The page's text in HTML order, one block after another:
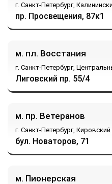
г. Санкт-Петербург,
пр. Просвещения, 87к1
м. пл. Восстания
г. Санкт-Петербург,
Лиговский пр. 55/4
м. пр. Ветеранов
г. Санкт-Петербург, Кировский
бул. Новаторов, 71
м. Пионерская